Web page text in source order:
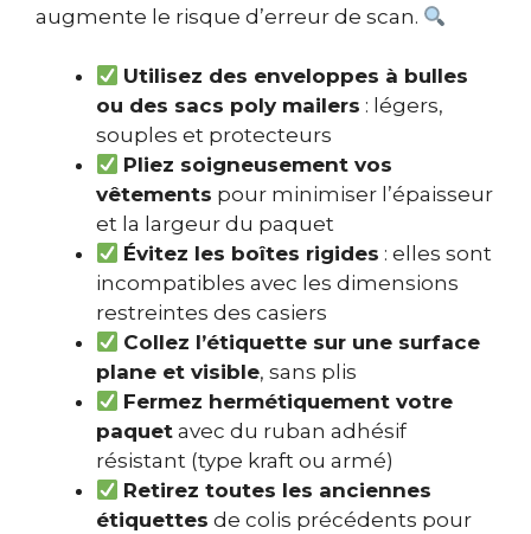
augmente le risque d’erreur de scan.
Utilisez des enveloppes à bulles
ou des sacs poly mailers : légers,
souples et protecteurs
Pliez soigneusement vos
vêtements pour minimiser l’épaisseur
et la largeur du paquet
Évitez les boîtes rigides : elles sont
incompatibles avec les dimensions
restreintes des casiers
Collez l’étiquette sur une surface
plane et visible, sans plis
Fermez hermétiquement votre
paquet avec du ruban adhésif
résistant (type kraft ou armé)
Retirez toutes les anciennes
étiquettes de colis précédents pour